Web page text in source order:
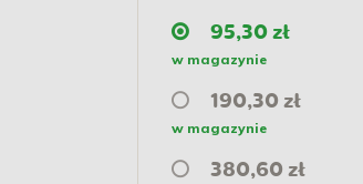
95,30 zł
w magazynie
190,30 zł
w magazynie
380,60 zł